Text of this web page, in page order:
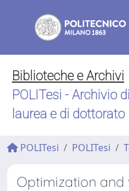
Biblioteche e Archivi
POLITesi - Archivio
laurea e di dottorato
POLITesi POLITesi
Optimization